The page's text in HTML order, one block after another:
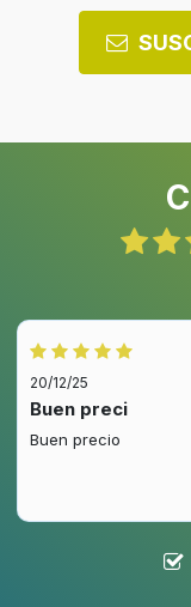
20/12/25
Buen preci
Buen precio